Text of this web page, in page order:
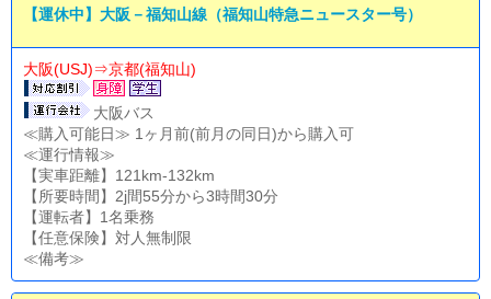
【運休中】大阪－福知山線（福知山特急ニュースター号）
大阪(USJ)⇒京都(福知山)
大阪バス
≪購入可能日≫ 1ヶ月前(前月の同日)から購入可
≪運行情報≫
【実車距離】121km-132km
【所要時間】2j間55分から3時間30分
【運転者】1名乗務
【任意保険】対人無制限
≪備考≫